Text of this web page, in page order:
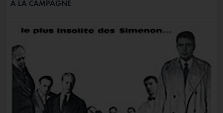
A LA CAMPAGNE